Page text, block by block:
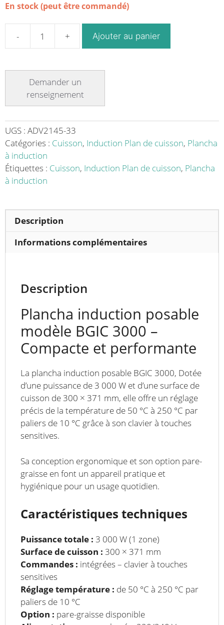
En stock (peut être commandé)
quantité
induction
posable
modèle
–
W,
Ajouter au panier
UGS : ADV2145-33
Catégories : Cuisson, Induction Plan de cuisson, Plancha
à induction
Étiquettes : Cuisson, Induction Plan de cuisson, Plancha
à induction
Description
Informations complémentaires
Description
Plancha induction posable
modèle BGIC 3000 –
Compacte et performante
La plancha induction posable BGIC 3000, Dotée
d’une puissance de 3 000 W et d’une surface de
cuisson de 300 × 371 mm, elle offre un réglage
précis de la température de 50 °C à 250 °C par
paliers de 10 °C grâce à son clavier à touches
sensitives.
Sa conception ergonomique et son option pare-
graisse en font un appareil pratique et
hygiénique pour un usage quotidien.
Caractéristiques techniques
Puissance totale : 3 000 W (1 zone)
Surface de cuisson : 300 × 371 mm
Commandes : intégrées – clavier à touches
sensitives
Réglage température : de 50 °C à 250 °C par
paliers de 10 °C
Option : pare-graisse disponible